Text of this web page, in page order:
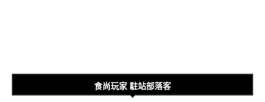
食尚玩家 駐站部落客